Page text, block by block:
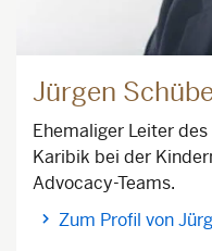
Jürgen
Ehemaliger Leiter
Karibik bei der
Advocacy-Teams.
Zum Profil von